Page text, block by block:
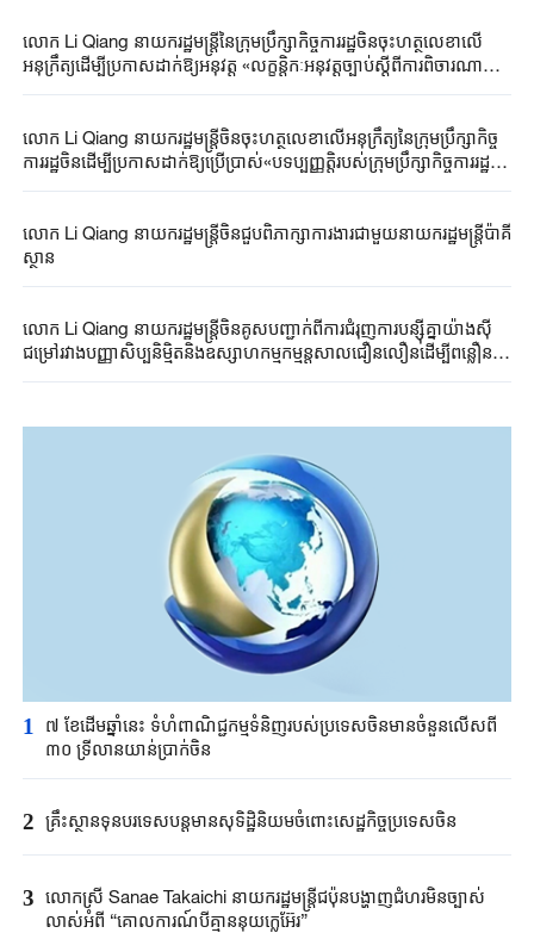
លោក ​Li Qiang នាយក​រដ្ឋមន្រ្តី​នៃ​ក្រុម​ប្រឹក្សា​កិច្ចការរដ្ឋចិន​ចុះ​ហត្ថលេខា​លើ​​
អនុក្រឹត្យដើម្បី​ប្រកាសដាក់​ឱ្យ​អនុវត្ត​ «លក្ខន្តិកៈអនុវត្តច្បាប់​ស្តីពី​ការ​ពិចារណា
លោក Li Qiang នាយករដ្ឋមន្ត្រីចិនចុះហត្ថលេខាលើអនុក្រឹត្យនៃក្រុមប្រឹក្សាកិច្ច
ការរដ្ឋចិនដើម្បីប្រកាសដាក់ឱ្យប្រើប្រាស់«បទប្បញ្ញត្តិរបស់ក្រុមប្រឹក្សាកិច្ចការរដ្ឋចិន
លោក Li Qiang នាយករដ្ឋមន្ត្រីចិនជួបពិភាក្សាការងារជាមួយនាយករដ្ឋមន្ត្រីប៉ាគី
ស្ថាន
លោក Li Qiang នាយករដ្ឋមន្ត្រីចិនគូសបញ្ជាក់ពីការជំរុញការបន្ស៊ីគ្នាយ៉ាងស៊ី
ជម្រៅរវាងបញ្ញាសិប្បនិម្មិតនិងឧស្សាហកម្មកម្មន្តសាលជឿនលឿនដើម្បីពន្លឿន
1
៧ ខែដើមឆ្នាំនេះ ទំហំពាណិជ្ជកម្មទំនិញរបស់ប្រទេសចិនមានចំនួនលើសពី
៣០ ទ្រីលានយាន់ប្រាក់ចិន
2 គ្រឹះស្ថាន​ទុនបរទេស​បន្តមាន​សុទិដ្ឋិនិយម​ចំពោះសេដ្ឋកិច្ច​ប្រទេសចិន​​
3 លោកស្រី Sanae ​Takaichi ​នាយករដ្ឋមន្ត្រី​ជប៉ុន​បង្ហាញជំហរមិន​ច្បាស់​
លាស់​អំពី ​“គោលការណ៍បី​គ្មាននុយក្លេអ៊ែរ​”​